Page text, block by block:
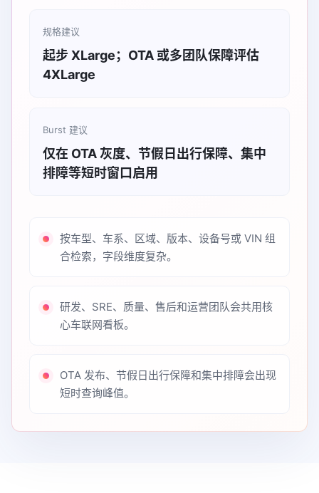
规格建议
起步 XLarge；OTA 或多团队保障评估
4XLarge
Burst 建议
仅在 OTA 灰度、节假日出行保障、集中
排障等短时窗口启用
按车型、车系、区域、版本、设备号或 VIN 组
合检索，字段维度复杂。
研发、SRE、质量、售后和运营团队会共用核
心车联网看板。
OTA 发布、节假日出行保障和集中排障会出现
短时查询峰值。